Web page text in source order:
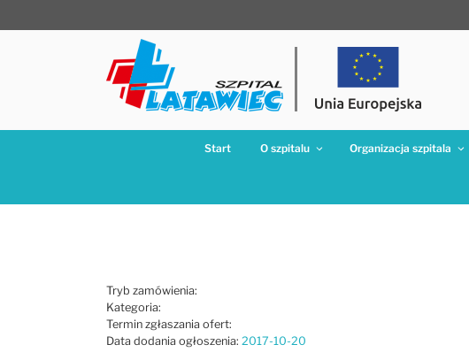
do
Start O szpitalu Organizacja szpitala
Tryb zamówienia:
Kategoria:
Termin zgłaszania ofert:
Data dodania ogłoszenia: 2017-10-20